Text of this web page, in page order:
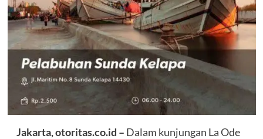
Jakarta, otoritas.co.id – Dalam kunjungan La Ode